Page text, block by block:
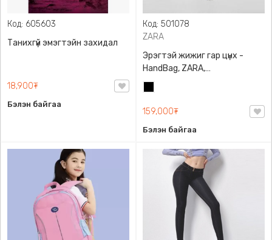
Код: 605603
Танихгүй эмэгтэйн захидал
18,900₮
Бэлэн байгаа
Код: 501078
ZARA
Эрэгтэй жижиг гар цүнх -
HandBag, ZARA,
3720/005/040, PU арьс
159,000₮
Бэлэн байгаа